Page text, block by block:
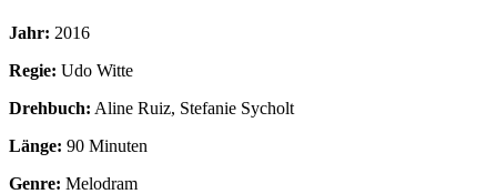
Jahr: 2016
Regie: Udo Witte
Drehbuch: Aline Ruiz, Stefanie Sycholt
Länge: 90 Minuten
Genre: Melodram